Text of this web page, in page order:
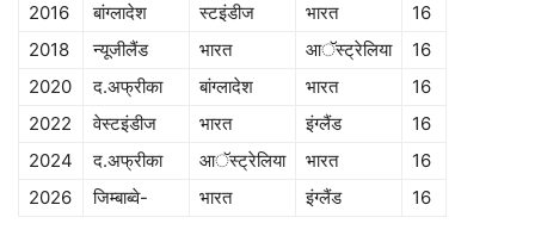
2016
बांग्लादेश स्टइंडीज भारत
16
2018
न्यूजीलैंड भारत आॅस्ट्रेलिया
16
2020
द.अफ्रीका बांग्लादेश भारत
16
2022
वेस्टइंडीज भारत इंग्लैंड
16
2024
द.अफ्रीका आॅस्ट्रेलिया भारत
16
2026
जिम्बाब्वे- भारत इंग्लैंड 16